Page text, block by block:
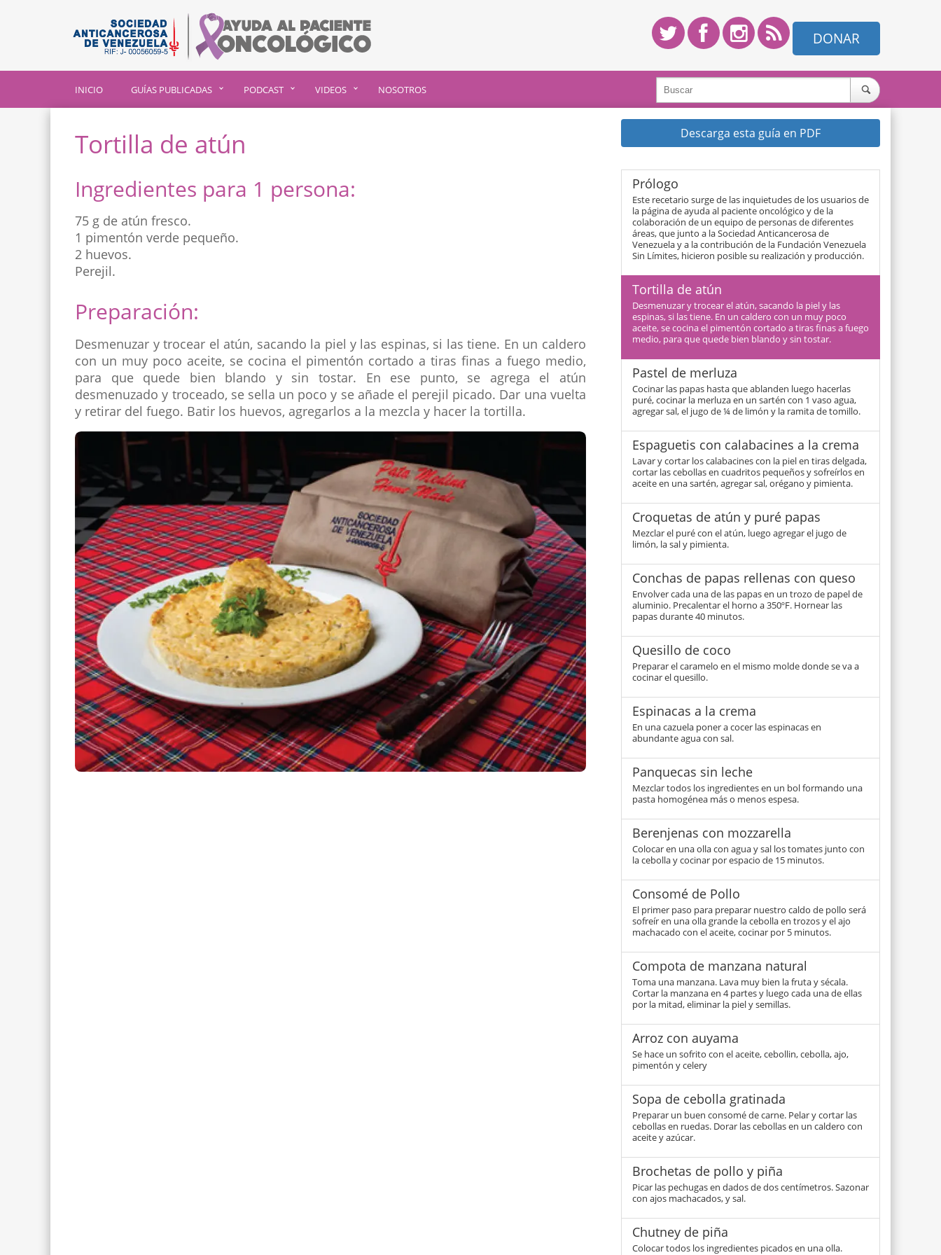
DONAR
INICIO GUÍAS PUBLICADAS PODCAST VIDEOS NOSOTROS
Tortilla de atún
Ingredientes para 1 persona:
75 g de atún fresco.
1 pimentón verde pequeño.
2 huevos.
Perejil.
Preparación:
Desmenuzar y trocear el atún, sacando la piel y las espinas, si las tiene. En un caldero
con un muy poco aceite, se cocina el pimentón cortado a tiras finas a fuego medio,
para que quede bien blando y sin tostar. En ese punto, se agrega el atún
desmenuzado y troceado, se sella un poco y se añade el perejil picado. Dar una vuelta
y retirar del fuego. Batir los huevos, agregarlos a la mezcla y hacer la tortilla.
Descarga esta guía en PDF
Prólogo
Este recetario surge de las inquietudes de los usuarios de
la página de ayuda al paciente oncológico y de la
colaboración de un equipo de personas de diferentes
áreas, que junto a la Sociedad Anticancerosa de
Venezuela y a la contribución de la Fundación Venezuela
Sin Límites, hicieron posible su realización y producción.
Tortilla de atún
Desmenuzar y trocear el atún, sacando la piel y las
espinas, si las tiene. En un caldero con un muy poco
aceite, se cocina el pimentón cortado a tiras finas a fuego
medio, para que quede bien blando y sin tostar.
Pastel de merluza
Cocinar las papas hasta que ablanden luego hacerlas
puré, cocinar la merluza en un sartén con 1 vaso agua,
agregar sal, el jugo de ¼ de limón y la ramita de tomillo.
Espaguetis con calabacines a la crema
Lavar y cortar los calabacines con la piel en tiras delgada,
cortar las cebollas en cuadritos pequeños y sofreírlos en
aceite en una sartén, agregar sal, orégano y pimienta.
Croquetas de atún y puré papas
Mezclar el puré con el atún, luego agregar el jugo de
limón, la sal y pimienta.
Conchas de papas rellenas con queso
Envolver cada una de las papas en un trozo de papel de
aluminio. Precalentar el horno a 350ºF. Hornear las
papas durante 40 minutos.
Quesillo de coco
Preparar el caramelo en el mismo molde donde se va a
cocinar el quesillo.
Espinacas a la crema
En una cazuela poner a cocer las espinacas en
abundante agua con sal.
Panquecas sin leche
Mezclar todos los ingredientes en un bol formando una
pasta homogénea más o menos espesa.
Berenjenas con mozzarella
Colocar en una olla con agua y sal los tomates junto con
la cebolla y cocinar por espacio de 15 minutos.
Consomé de Pollo
El primer paso para preparar nuestro caldo de pollo será
sofreír en una olla grande la cebolla en trozos y el ajo
machacado con el aceite, cocinar por 5 minutos.
Compota de manzana natural
Toma una manzana. Lava muy bien la fruta y sécala.
Cortar la manzana en 4 partes y luego cada una de ellas
por la mitad, eliminar la piel y semillas.
Arroz con auyama
Se hace un sofrito con el aceite, cebollin, cebolla, ajo,
pimentón y celery
Sopa de cebolla gratinada
Preparar un buen consomé de carne. Pelar y cortar las
cebollas en ruedas. Dorar las cebollas en un caldero con
aceite y azúcar.
Brochetas de pollo y piña
Picar las pechugas en dados de dos centímetros. Sazonar
con ajos machacados, y sal.
Chutney de piña
Colocar todos los ingredientes picados en una olla.